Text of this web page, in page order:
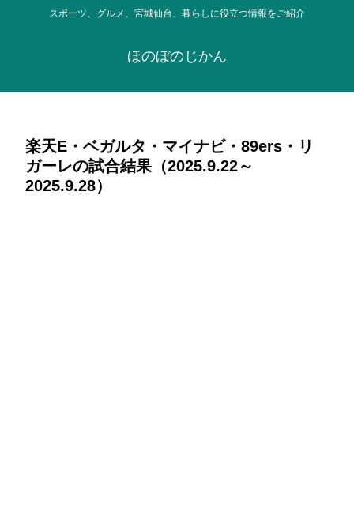
スポーツ、グルメ、宮城仙台、暮らしに役立つ情報をご紹介
ほのぼのじかん
楽天E・ベガルタ・マイナビ・89ers・リ
ガーレの試合結果（2025.9.22～
2025.9.28）